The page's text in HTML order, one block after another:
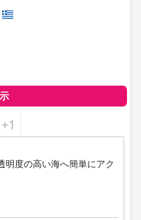
+1
明度の高い海へ簡単にアク